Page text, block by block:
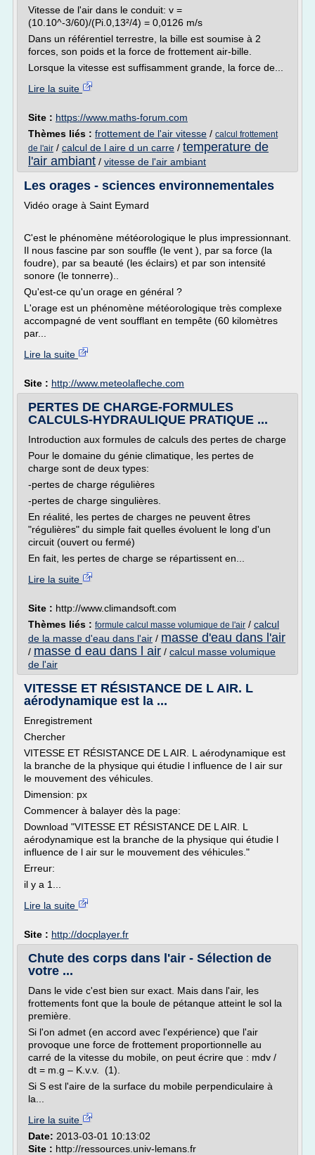
Vitesse de l'air dans le conduit: v =
(10.10^-3/60)/(Pi.0,13²/4) = 0,0126 m/s
Dans un référentiel terrestre, la bille est soumise à 2
forces, son poids et la force de frottement air-bille.
Lorsque la vitesse est suffisamment grande, la force de...
Lire la suite
Site : https://www.maths-forum.com
Thèmes liés : frottement de l'air vitesse / calcul frottement
de l'air / calcul de l aire d un carre / temperature de
l'air ambiant / vitesse de l'air ambiant
Les orages - sciences environnementales
Vidéo orage à Saint Eymard
C'est le phénomène météorologique le plus impressionnant.
Il nous fascine par son souffle (le vent ), par sa force (la
foudre), par sa beauté (les éclairs) et par son intensité
sonore (le tonnerre)..
Qu'est-ce qu'un orage en général ?
L'orage est un phénomène météorologique très complexe
accompagné de vent soufflant en tempête (60 kilomètres
par...
Lire la suite
Site : http://www.meteolafleche.com
PERTES DE CHARGE-FORMULES
CALCULS-HYDRAULIQUE PRATIQUE ...
Introduction aux formules de calculs des pertes de charge
Pour le domaine du génie climatique, les pertes de
charge sont de deux types:
-pertes de charge régulières
-pertes de charge singulières.
En réalité, les pertes de charges ne peuvent êtres
"régulières" du simple fait quelles évoluent le long d'un
circuit (ouvert ou fermé)
En fait, les pertes de charge se répartissent en...
Lire la suite
Site : http://www.climandsoft.com
Thèmes liés : formule calcul masse volumique de l'air / calcul
de la masse d'eau dans l'air / masse d'eau dans l'air
/ masse d eau dans l air / calcul masse volumique
de l'air
VITESSE ET RÉSISTANCE DE L AIR. L
aérodynamique est la ...
Enregistrement
Chercher
VITESSE ET RÉSISTANCE DE L AIR. L aérodynamique est
la branche de la physique qui étudie l influence de l air sur
le mouvement des véhicules.
Dimension: px
Commencer à balayer dès la page:
Download "VITESSE ET RÉSISTANCE DE L AIR. L
aérodynamique est la branche de la physique qui étudie l
influence de l air sur le mouvement des véhicules."
Erreur:
il y a 1...
Lire la suite
Site : http://docplayer.fr
Chute des corps dans l'air - Sélection de
votre ...
Dans le vide c'est bien sur exact. Mais dans l'air, les
frottements font que la boule de pétanque atteint le sol la
première.
Si l'on admet (en accord avec l'expérience) que l'air
provoque une force de frottement proportionnelle au
carré de la vitesse du mobile, on peut écrire que : mdv /
dt = m.g – K.v.v. (1).
Si S est l'aire de la surface du mobile perpendiculaire à
la...
Lire la suite
Date: 2013-03-01 10:13:02
Site : http://ressources.univ-lemans.fr